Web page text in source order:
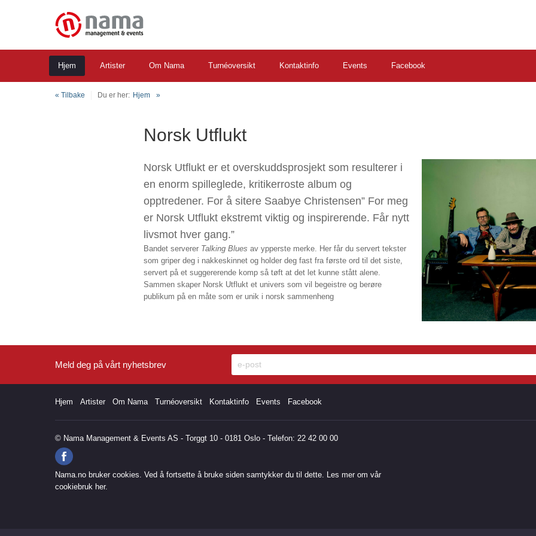
Hjem Artister Om Nama Turnéoversikt Kontaktinfo Events Facebook
« Tilbake Du er her: Hjem
Norsk Utflukt
Norsk Utflukt er et overskuddsprosjekt som resulterer i
en enorm spilleglede, kritikerroste album og
opptredener. For å sitere Saabye Christensen” For meg
er Norsk Utflukt ekstremt viktig og inspirerende. Får nytt
livsmot hver gang.”
Bandet serverer Talking Blues av ypperste merke. Her får du servert tekster
som griper deg i nakkeskinnet og holder deg fast fra første ord til det siste,
servert på et suggererende komp så tøft at det let kunne stått alene.
Sammen skaper Norsk Utflukt et univers som vil begeistre og berøre
publikum på en måte som er unik i norsk sammenheng
Meld deg på vårt nyhetsbrev
Hjem Artister Om Nama Turnéoversikt Kontaktinfo Events Facebook
© Nama Management & Events AS - Torggt 10 - 0181 Oslo - Telefon: 22 42 00 00
Nama.no bruker cookies. Ved å fortsette å bruke siden samtykker du til dette. Les mer om vår
cookiebruk her.